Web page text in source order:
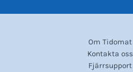
Om Tidomat
Kontakta oss
Fjärrsupport